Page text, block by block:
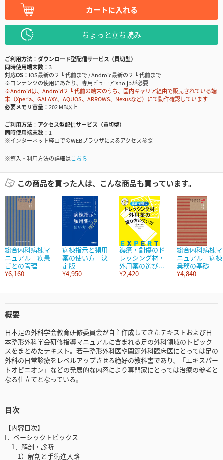
カートに入れる
ちょっと立ち読み
ご利用方法
ダウンロード型配信サービス（買切型）
同時使用端末数
3
対応OS
iOS最新の２世代前まで / Android最新の２世代前まで
※コンテンツの使用にあたり、専用ビューアisho.jpが必要
※Androidは、Android２世代前の端末のうち、国内キャリア経由で販売されている端
末（Xperia、GALAXY、AQUOS、ARROWS、Nexusなど）にて動作確認しています
必要メモリ容量
202 MB以上
ご利用方法
アクセス型配信サービス（買切型）
同時使用端末数
1
※インターネット経由でのWEBブラウザによるアクセス参照
※導入・利用方法の詳細はこちら
この商品を買った人は、こんな商品も買っています。
総合内科病棟マ
ニュアル 疾患
ごとの管理
¥6,160
病棟指示と頻用
薬の使い方 決
定版
¥4,950
褥瘡・創傷のド
レッシング材・
外用薬の選び...
¥2,420
総合内科病棟マ
ニュアル 病棟
業務の基礎
¥4,840
概要
日本足の外科学会教育研修委員会が自主作成してきたテキストおよび日
本整形外科学会研修指導マニュアルに含まれる足の外科領域のトピック
スをまとめたテキスト。若手整形外科医や関節外科臨床医にとっては足の
外科の日常診療をレベルアップさせる絶好の教科書であり、「エキスパー
トオピニオン」などの発展的な内容により専門家にとっては治療の参考と
なる仕立てとなっている。
目次
【内容目次】
I．ベーシックトピックス
1．解剖・診断
1）解剖と手術進入路